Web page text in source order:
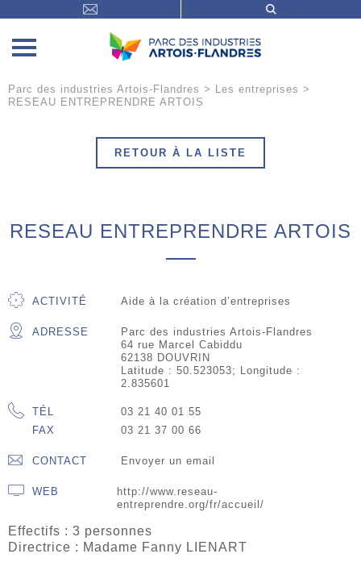
Parc des industries Artois-Flandres > Les entreprises >
RESEAU ENTREPRENDRE ARTOIS
RETOUR À LA LISTE
RESEAU ENTREPRENDRE ARTOIS
ACTIVITÉ Aide à la création d’entreprises
ADRESSE
Parc des industries Artois-Flandres
64 rue Marcel Cabiddu
62138 DOUVRIN
Latitude : 50.523053; Longitude :
2.835601
TÉL
03 21 40 01 55
FAX
03 21 37 00 66
CONTACT Envoyer un email
WEB
http://www.reseau-
entreprendre.org/fr/accueil/
Effectifs : 3 personnes
Directrice : Madame Fanny LIENART